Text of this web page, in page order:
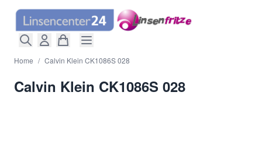
Direkt zum Inhalt
Home / Calvin Klein CK1086S 028
Calvin Klein CK1086S 028